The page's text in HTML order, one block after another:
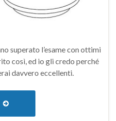
superato l’esame con ottimi
così, ed io gli credo perché
davvero eccellenti.